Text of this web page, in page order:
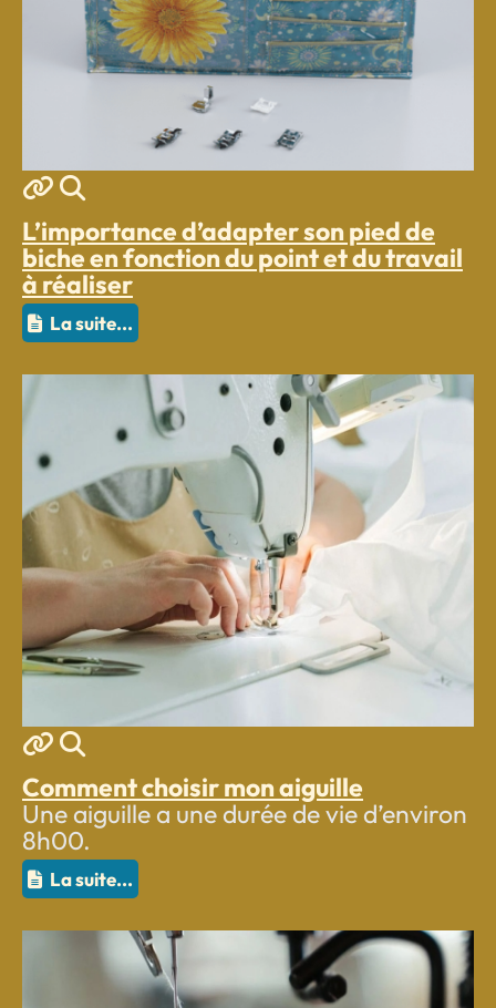
L’importance d’adapter son pied de
biche en fonction du point et du travail
à réaliser
La suite...
Comment choisir mon aiguille
Une aiguille a une durée de vie d’environ
8h00.
La suite...